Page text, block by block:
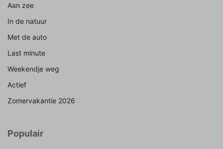
Aan zee
In de natuur
Met de auto
Last minute
Weekendje weg
Actief
Zomervakantie 2026
Populair